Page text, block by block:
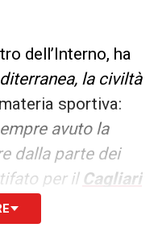
dell’Interno, ha
la civiltà
sportiva:
avuto la
dalla parte dei
per il Cagliari
a
mia città,